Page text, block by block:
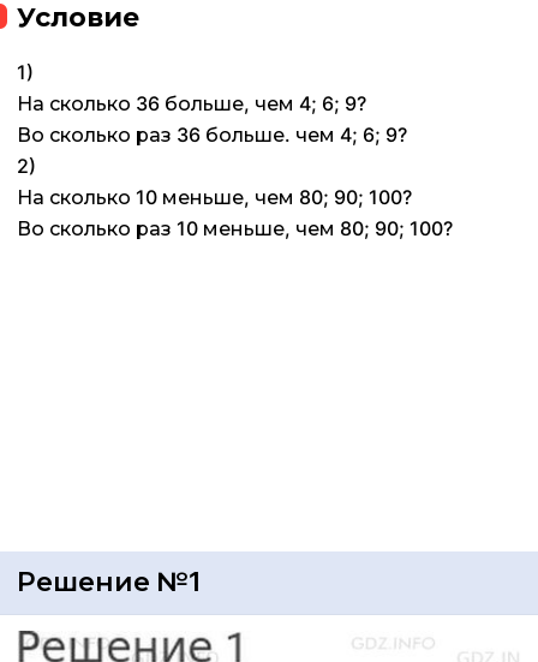
Условие
1)
На сколько 36 больше, чем 4; 6; 9?
Во сколько раз 36 больше. чем 4; 6; 9?
2)
На сколько 10 меньше, чем 80; 90; 100?
Во сколько раз 10 меньше, чем 80; 90; 100?
Решение №1